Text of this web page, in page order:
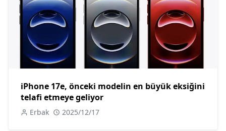
iPhone 17e, önceki modelin en büyük eksiğini
telafi etmeye geliyor
Erbak 2025/12/17